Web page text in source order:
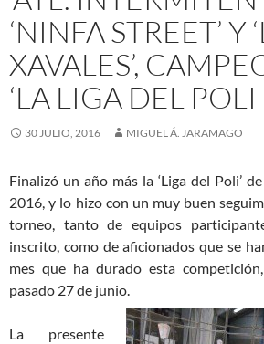
‘NINFA STREET’ Y
XAVALES’,
‘LA LIGA DEL POLI
30 JULIO, 2016 MIGUEL Á. JARAMAGO
Finalizó un año más la ‘Liga del Poli’
2016, y lo hizo con un muy buen
torneo, tanto de equipos
inscrito, como de aficionados que se
mes que ha durado esta
pasado 27 de junio.
La presente